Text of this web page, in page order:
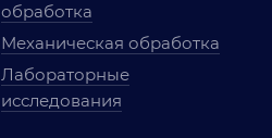
обработка
Механическая обработка
Лабораторные
исследования